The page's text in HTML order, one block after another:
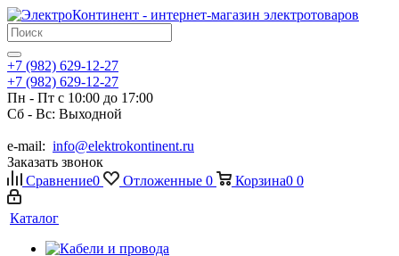
+7 (982) 629-12-27
+7 (982) 629-12-27
Пн - Пт с 10:00 до 17:00
Сб - Вс: Выходной
e-mail: info@elektrokontinent.ru
Заказать звонок
Сравнение0 Отложенные 0 Корзина0 0
Каталог